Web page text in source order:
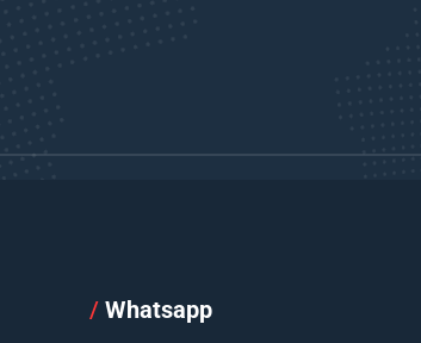
/Whatsapp